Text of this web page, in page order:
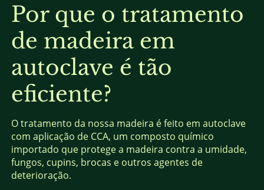
Por que o tratamento
de madeira em
autoclave é tão
eficiente?
O tratamento da nossa madeira é feito em autoclave
com aplicação de CCA, um composto químico
importado que protege a madeira contra a umidade,
fungos, cupins, brocas e outros agentes de
deterioração.